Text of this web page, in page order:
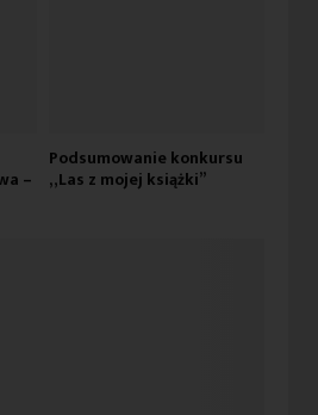
–
Podsumowanie konkursu
„Las z mojej książki”